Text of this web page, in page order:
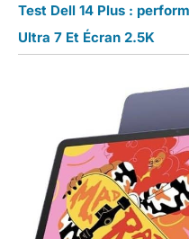
Test Dell 14 Plus :
Ultra 7 Et Écran 2.5K